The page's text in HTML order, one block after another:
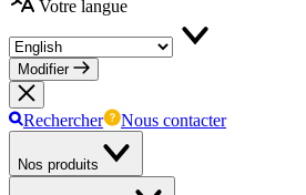
Votre langue
Modifier
Rechercher Nous contacter
Nos produits